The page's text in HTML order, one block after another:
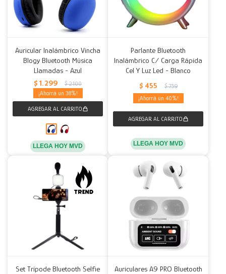
Auricular Inalámbrico Vincha
Blogy Bluetooth Música
Llamadas - Azul
$ 1.299 $ 2.100
38
LLEGA HOY MVD
Parlante Bluetooth
Inalámbrico C/ Carga Rápida
Cel Y Luz Led - Blanco
$ 455 $ 759
40
LLEGA HOY MVD
Set Trípode Bluetooth Selfie
Auriculares A9 PRO Bluetooth